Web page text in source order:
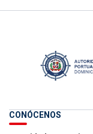
CONÓCENOS